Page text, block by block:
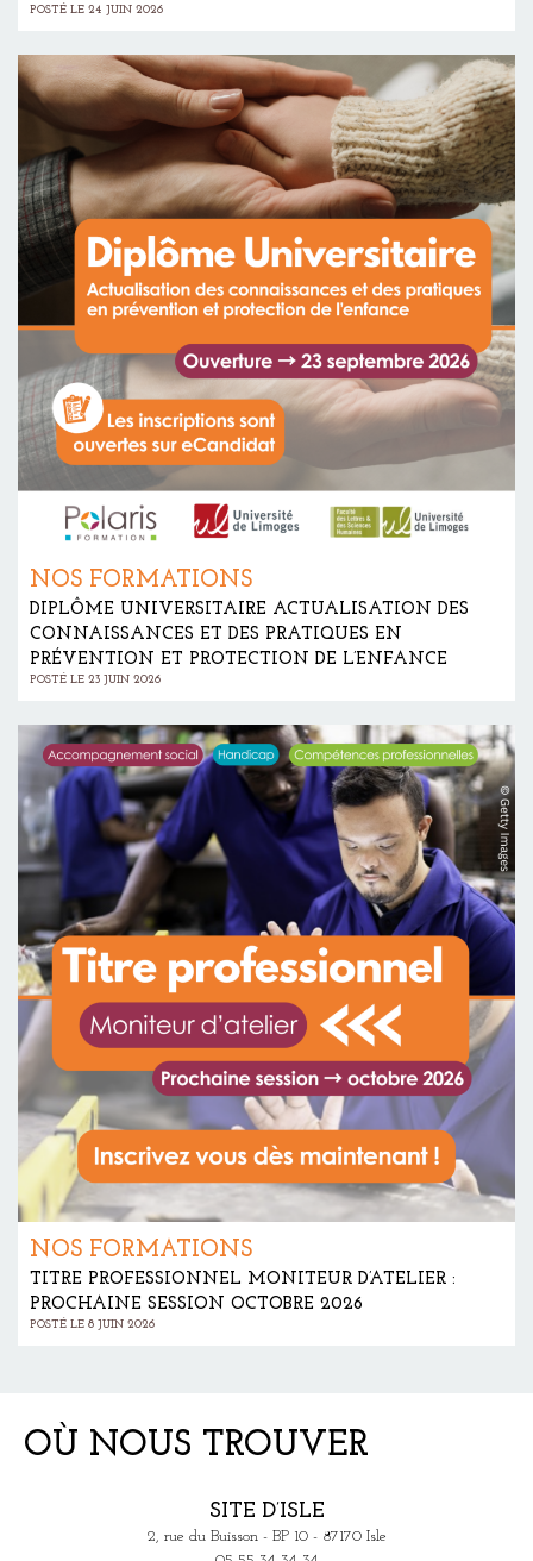
POSTÉ LE 24 JUIN 2026
NOS FORMATIONS
DIPLÔME UNIVERSITAIRE ACTUALISATION DES
CONNAISSANCES ET DES PRATIQUES EN
PRÉVENTION ET PROTECTION DE L’ENFANCE
POSTÉ LE 23 JUIN 2026
NOS FORMATIONS
TITRE PROFESSIONNEL MONITEUR D’ATELIER :
PROCHAINE SESSION OCTOBRE 2026
POSTÉ LE 8 JUIN 2026
OÙ NOUS TROUVER
SITE D’ISLE
2, rue du Buisson - BP 10 - 87170 Isle